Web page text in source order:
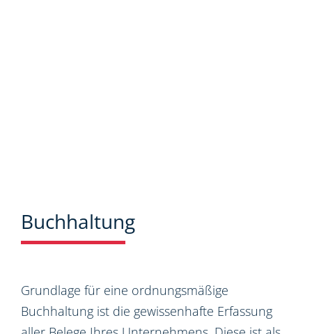
Buchhaltung
Grundlage für eine ordnungsmäßige
Buchhaltung ist die gewissenhafte Erfassung